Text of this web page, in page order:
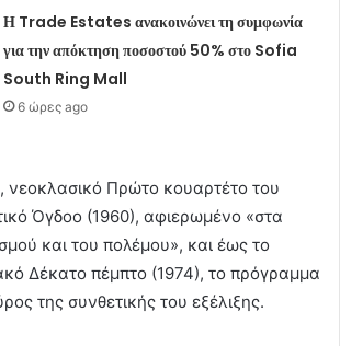
Η Trade Estates ανακοινώνει τη συμφωνία
για την απόκτηση ποσοστού 50% στο Sofia
South Ring Mall
6 ώρες ago
νεοκλασικό Πρώτο κουαρτέτο του
Όγδοο (1960), αφιερωμένο «στα
και του πολέμου», και έως το
Δέκατο πέμπτο (1974), το πρόγραμμα
της συνθετικής του εξέλιξης.